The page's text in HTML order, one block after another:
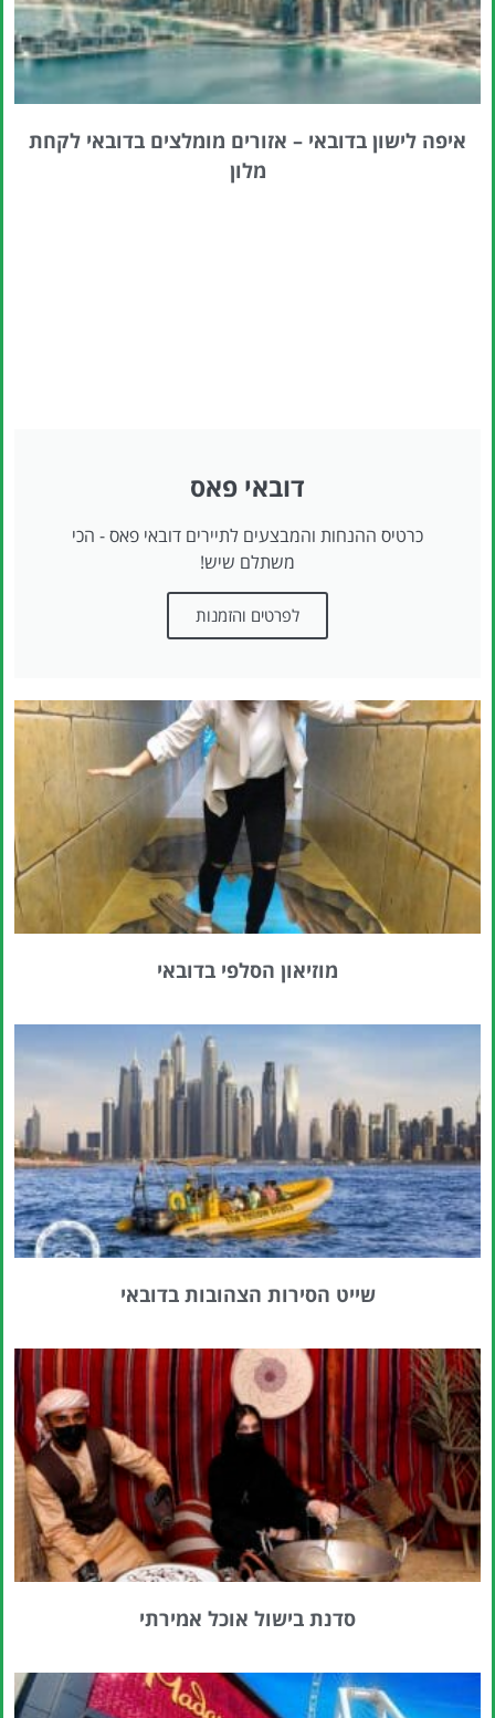
איפה לישון בדובאי – אזורים מומלצים בדובאי לקחת
מלון
דובאי פאס
כרטיס ההנחות והמבצעים לתיירים דובאי פאס - הכי
משתלם שיש!
לפרטים והזמנות
מוזיאון הסלפי בדובאי
שייט הסירות הצהובות בדובאי
סדנת בישול אוכל אמירתי